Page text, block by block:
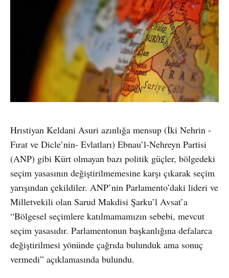
Hrıstiyan Keldani Asuri azınlığa mensup (İki Nehrin -
Fırat ve Dicle’nin- Evlatları) Ebnau’l-Nehreyn Partisi
(ANP) gibi Kürt olmayan bazı politik güçler, bölgedeki
seçim yasasının değiştirilmemesine karşı çıkarak seçim
yarışından çekildiler. ANP’nin Parlamento’daki lideri ve
Milletvekili olan Sarud Makdisi Şarku’l Avsat’a
“Bölgesel seçimlere katılmamamızın sebebi, mevcut
seçim yasasıdır. Parlamentonun başkanlığına defalarca
değiştirilmesi yönünde çağrıda bulunduk ama sonuç
vermedi” açıklamasında bulundu.